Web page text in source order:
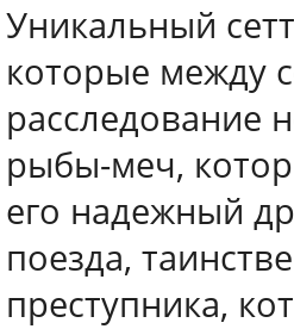
Уникальный
которые между
расследование
рыбы-меч,
его надежный
поезда,
преступника,